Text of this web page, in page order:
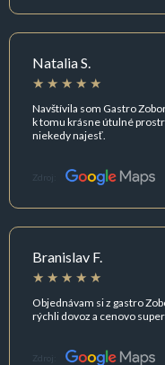
Natalia S.
Navštívila som Gastro
k tomu krásne útulné
niekedy najesť.
Zdroj:
Branislav F.
Objednávam si z gastro
rýchli dovoz a cenovo super
Zdroj: